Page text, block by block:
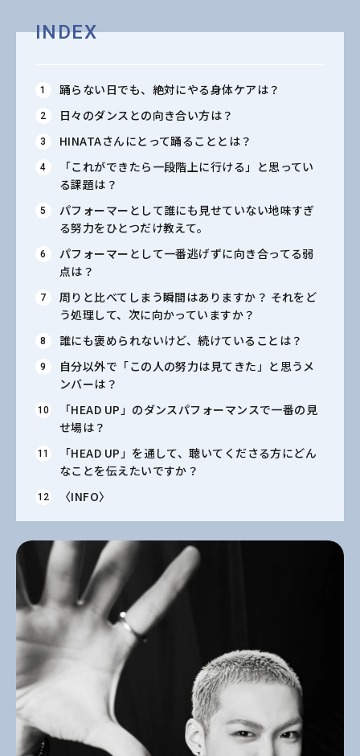
INDEX
踊らない日でも、絶対にやる身体ケアは？
日々のダンスとの向き合い方は？
HINATAさんにとって踊ることとは？
「これができたら一段階上に行ける」と思ってい
る課題は？
パフォーマーとして誰にも見せていない地味すぎ
る努力をひとつだけ教えて。
パフォーマーとして一番逃げずに向き合ってる弱
点は？
周りと比べてしまう瞬間はありますか？ それをど
う処理して、次に向かっていますか？
誰にも褒められないけど、続けていることは？
自分以外で「この人の努力は見てきた」と思うメ
ンバーは？
「HEAD UP」のダンスパフォーマンスで一番の見
せ場は？
「HEAD UP」を通して、聴いてくださる方にどん
なことを伝えたいですか？
〈INFO〉